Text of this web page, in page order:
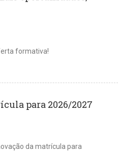
formativa!
para 2026/2027
da matrícula para